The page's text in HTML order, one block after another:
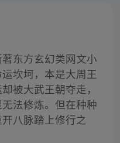
东方玄幻类网文小
坎坷，本是大周王
被大武王朝夺走，
法修炼。但在种种
八脉踏上修行之